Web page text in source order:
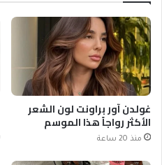
غولدن آور براونت لون الشعر
الأكثر رواجاً هذا الموسم
منذ 20 ساعة